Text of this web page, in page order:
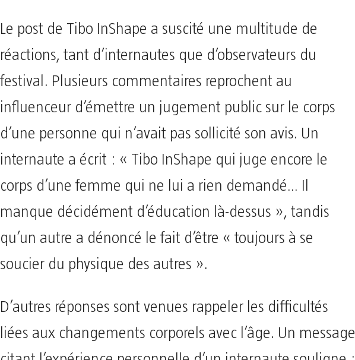
Le post de Tibo InShape a suscité une multitude de
réactions, tant d’internautes que d’observateurs du
festival. Plusieurs commentaires reprochent au
influenceur d’émettre un jugement public sur le corps
d’une personne qui n’avait pas sollicité son avis. Un
internaute a écrit : « Tibo InShape qui juge encore le
corps d’une femme qui ne lui a rien demandé… Il
manque décidément d’éducation là-dessus », tandis
qu’un autre a dénoncé le fait d’être « toujours à se
soucier du physique des autres ».
D’autres réponses sont venues rappeler les difficultés
liées aux changements corporels avec l’âge. Un message